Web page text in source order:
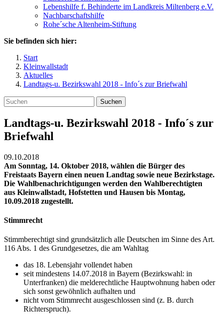
Lebenshilfe f. Behinderte im Landkreis Miltenberg e.V.
Nachbarschaftshilfe
Rohe´sche Altenheim-Stiftung
Sie befinden sich hier:
Start
Kleinwallstadt
Aktuelles
Landtags-u. Bezirkswahl 2018 - Info´s zur Briefwahl
Suchen
Landtags-u. Bezirkswahl 2018 - Info´s zur
Briefwahl
09.10.2018
Am Sonntag, 14. Oktober 2018, wählen die Bürger des
Freistaats Bayern einen neuen Landtag sowie neue Bezirkstage.
Die Wahlbenachrichtigungen werden den Wahlberechtigten
aus Kleinwallstadt, Hofstetten und Hausen bis Montag,
10.09.2018 zugestellt.
Stimmrecht
Stimmberechtigt sind grundsätzlich alle Deutschen im Sinne des Art.
116 Abs. 1 des Grundgesetzes, die am Wahltag
das 18. Lebensjahr vollendet haben
seit mindestens 14.07.2018 in Bayern (Bezirkswahl: in
Unterfranken) die melderechtliche Hauptwohnung haben oder
sich sonst gewöhnlich aufhalten und
nicht vom Stimmrecht ausgeschlossen sind (z. B. durch
Richterspruch).